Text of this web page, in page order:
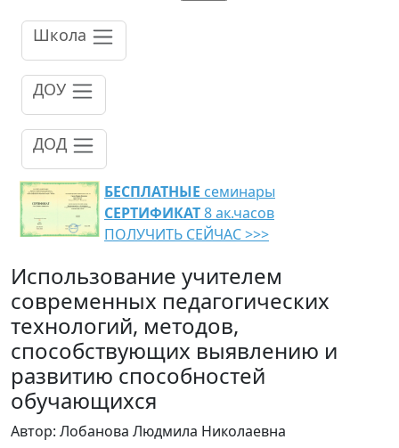
Школа
ДОУ
ДОД
БЕСПЛАТНЫЕ семинары
СЕРТИФИКАТ8 ак.часов
ПОЛУЧИТЬ СЕЙЧАС >>>
Использование учителем
современных педагогических
технологий, методов,
способствующих выявлению и
развитию способностей
обучающихся
Автор: Лобанова Людмила Николаевна